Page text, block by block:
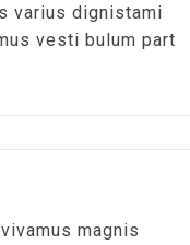
varius dignistami
vesti bulum part
magnis